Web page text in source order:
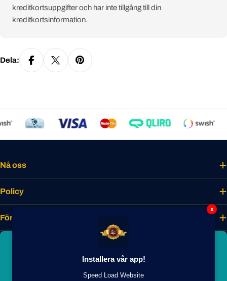
kreditkortsuppgifter och har inte tillgång till din
kreditkortsinformation.
Dela:
Nå oss
Policy
Företaget
Lås upp unika förmåner, förtur till nyheter
och exklusiva medlemsrabatter.
x
Installera vår app!
Speed Load Website